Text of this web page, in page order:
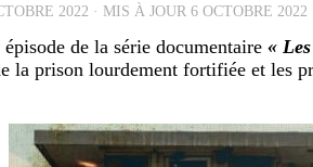
2022 · MIS À JOUR 6 OCTOBRE 2022
de la série documentaire «
la prison lourdement fortifiée et les